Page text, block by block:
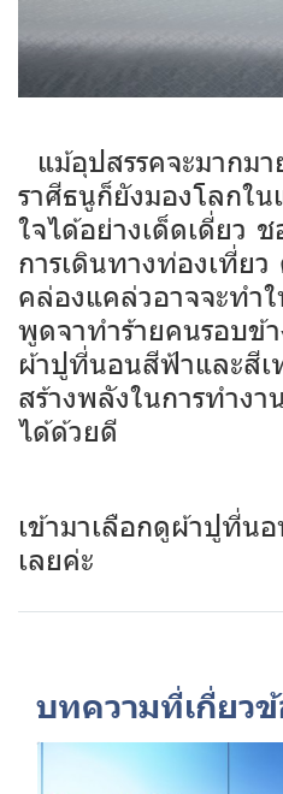
แม้อุปสรรคจะมากม
ราศีธนูก็ยังมองโลกใ
ใจได้อย่างเด็ดเดี่ยว
การเดินทางท่องเที่ย
คล่องแคล่วอาจจะทำ
พูดจาทำร้ายคนรอบข้
ผ้าปูที่นอนสีฟ้าและสีเ
สร้างพลังในการทำงา
ได้ด้วยดี
เข้ามาเลือกดูผ้าปูที่นอ
เลยค่ะ
บทความที่เกี่ยวข้